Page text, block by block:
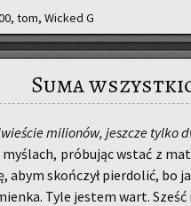
tom, Wicked G
Suma
mi­lio­nów, jesz­cze tylko
pró­bu­jąc wstać z
abym skoń­czył pier­do­lić, bo
Tyle je­stem wart.